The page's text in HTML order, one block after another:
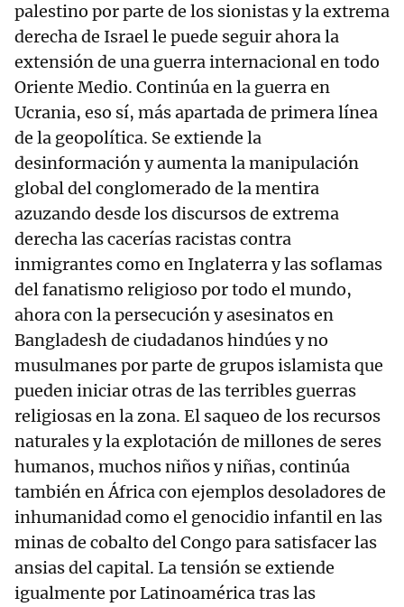
palestino por parte de los sionistas y la extrema
derecha de Israel le puede seguir ahora la
extensión de una guerra internacional en todo
Oriente Medio. Continúa en la guerra en
Ucrania, eso sí, más apartada de primera línea
de la geopolítica. Se extiende la
desinformación y aumenta la manipulación
global del conglomerado de la mentira
azuzando desde los discursos de extrema
derecha las cacerías racistas contra
inmigrantes como en Inglaterra y las soflamas
del fanatismo religioso por todo el mundo,
ahora con la persecución y asesinatos en
Bangladesh de ciudadanos hindúes y no
musulmanes por parte de grupos islamista que
pueden iniciar otras de las terribles guerras
religiosas en la zona. El saqueo de los recursos
naturales y la explotación de millones de seres
humanos, muchos niños y niñas, continúa
también en África con ejemplos desoladores de
inhumanidad como el genocidio infantil en las
minas de cobalto del Congo para satisfacer las
ansias del capital. La tensión se extiende
igualmente por Latinoamérica tras las